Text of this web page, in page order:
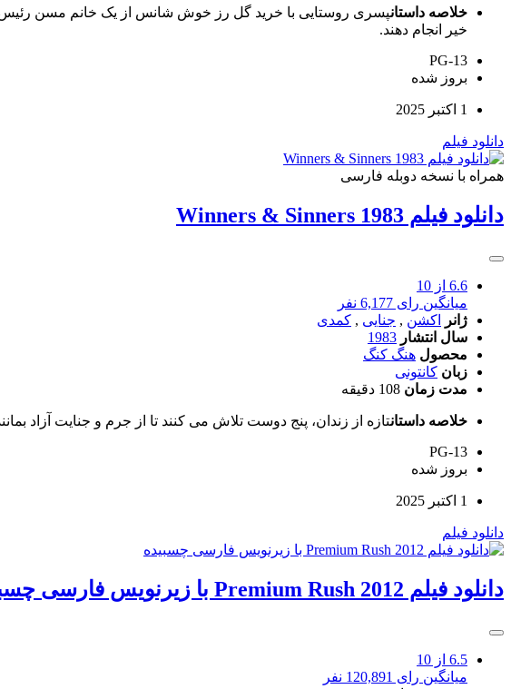
خلاصه داستانپسری روستایی با خرید گل رز خوش شانس از یک خانم مسن رئیس
خیر انجام دهند.
PG-13
بروز‌ شده
1 اکتبر 2025
دانلود فیلم
همراه با نسخه دوبله فارسی
دانلود فیلم Winners & Sinners 1983
6.6 از 10
میانگین رای 6,177 نفر
ژانر
اکشن , جنایی , کمدی
سال انتشار 1983
محصول هنگ کنگ
زبان کانتونی
مدت زمان 108 دقیقه
خلاصه داستانتازه از زندان، پنج دوست تلاش می کنند تا از جرم و جنایت آزاد
PG-13
بروز‌ شده
1 اکتبر 2025
دانلود فیلم
دانلود فیلم Premium Rush 2012 با زیرنویس فارسی چسبیده
6.5 از 10
میانگین رای 120,891 نفر